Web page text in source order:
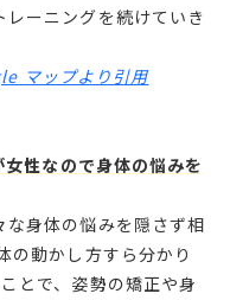
ーニングを続けていき
マップより引用
なので身体の悩みを
な身体の悩みを隠さず相
の動かし方すら分かり
とで、姿勢の矯正や身